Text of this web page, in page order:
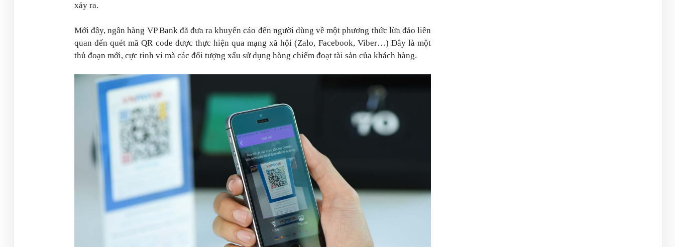
xảy ra.
Mới đây, ngân hàng VP Bank đã đưa ra khuyến cáo đến người dùng về một phương thức lừa đảo liên
quan đến quét mã QR code được thực hiện qua mạng xã hội (Zalo, Facebook, Viber…) Đây là một
thủ đoạn mới, cực tinh vi mà các đối tượng xấu sử dụng hòng chiếm đoạt tài sản của khách hàng.